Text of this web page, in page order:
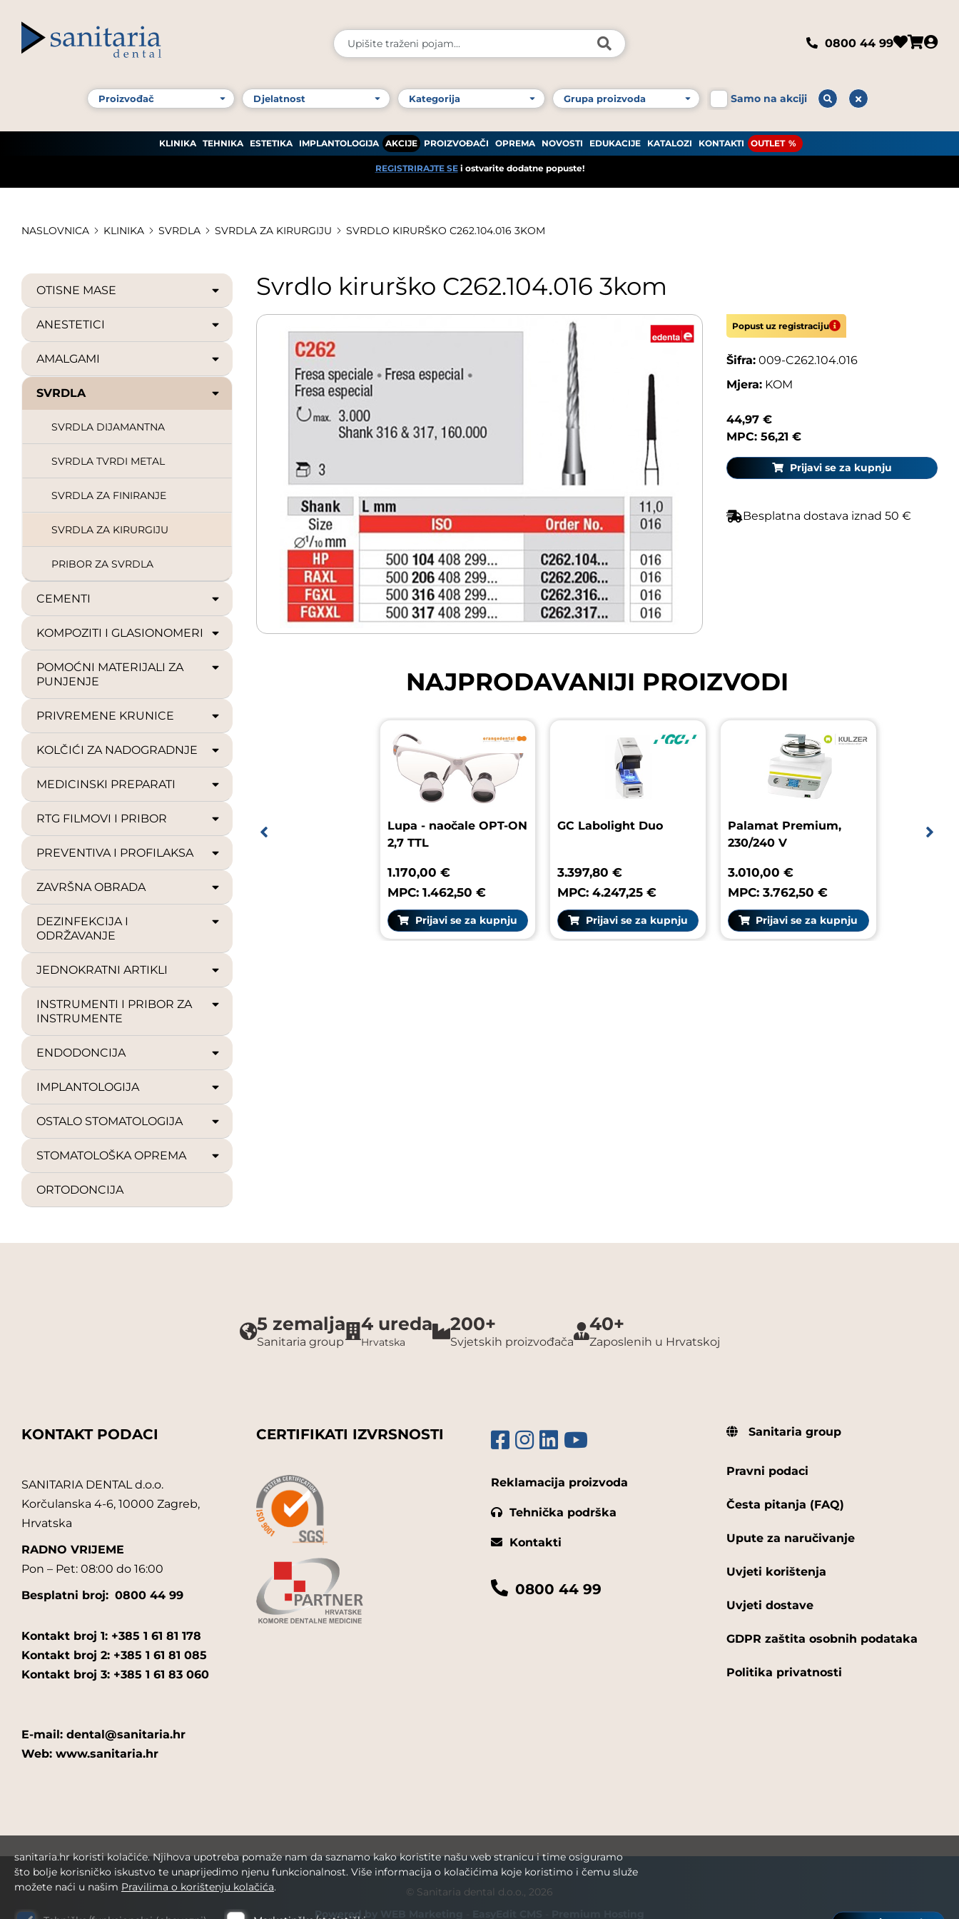
0800 44 99
Samo na akciji
KLINIKA TEHNIKA ESTETIKA IMPLANTOLOGIJA AKCIJE PROIZVOĐAČI OPREMA NOVOSTI EDUKACIJE KATALOZI KONTAKTI OUTLET
REGISTRIRAJTE SEi ostvarite dodatne popuste!
NASLOVNICA KLINIKA SVRDLA SVRDLA ZA KIRURGIJU SVRDLO KIRURŠKO C262.104.016 3KOM
OTISNE MASE
ANESTETICI
AMALGAMI
SVRDLA
SVRDLA DIJAMANTNA
SVRDLA TVRDI METAL
SVRDLA ZA FINIRANJE
SVRDLA ZA KIRURGIJU
PRIBOR ZA SVRDLA
CEMENTI
KOMPOZITI I GLASIONOMERI
POMOĆNI MATERIJALI ZA
PUNJENJE
PRIVREMENE KRUNICE
KOLČIĆI ZA NADOGRADNJE
MEDICINSKI PREPARATI
RTG FILMOVI I PRIBOR
PREVENTIVA I PROFILAKSA
ZAVRŠNA OBRADA
DEZINFEKCIJA I
ODRŽAVANJE
JEDNOKRATNI ARTIKLI
INSTRUMENTI I PRIBOR ZA
INSTRUMENTE
ENDODONCIJA
IMPLANTOLOGIJA
OSTALO STOMATOLOGIJA
STOMATOLOŠKA OPREMA
ORTODONCIJA
Svrdlo kirurško C262.104.016 3kom
Popust uz registraciju
Šifra:009-C262.104.016
Mjera:KOM
44,97 €
MPC: 56,21 €
Prijavi se za kupnju
Besplatna dostava iznad 50 €
NAJPRODAVANIJI PROIZVODI
Lupa - naočale OPT-ON
1.170,00 €
MPC: 1.462,50 €
Prijavi se za kupnju
GC Labolight Duo
3.397,80 €
MPC: 4.247,25 €
Prijavi se za kupnju
Palamat Premium,
230/240 V
3.010,00 €
MPC: 3.762,50 €
Prijavi se za kupnju
5 zemalja
Sanitaria group
4 ureda
Hrvatska
200+
Svjetskih proizvođača
40+
Zaposlenih u Hrvatskoj
KONTAKT PODACI
SANITARIA DENTAL d.o.o.
Korčulanska 4-6, 10000 Zagreb,
Hrvatska
RADNO VRIJEME
Pon – Pet: 08:00 do 16:00
Besplatni broj: 0800 44 99
Kontakt broj 1: +385 1 61 81 178
Kontakt broj 2: +385 1 61 81 085
Kontakt broj 3: +385 1 61 83 060
E-mail: dental@sanitaria.hr
Web: www.sanitaria.hr
CERTIFIKATI IZVRSNOSTI
Reklamacija proizvoda
Tehnička podrška
Kontakti
0800 44 99
Sanitaria group
Pravni podaci
Česta pitanja (FAQ)
Upute za naručivanje
Uvjeti korištenja
Uvjeti dostave
GDPR zaštita osobnih podataka
Politika privatnosti
© Sanitaria dental d.o.o., 2026
Powered by WEB Marketing
sanitaria.hr koristi kolačiće. Njihova upotreba pomaže nam da saznamo kako koristite našu web stranicu i time osiguramo
što bolje korisničko iskustvo te unaprijedimo njenu funkcionalnost. Više informacija o kolačićima koje koristimo i čemu služe
možete naći u našim Pravilima o korištenju kolačića.